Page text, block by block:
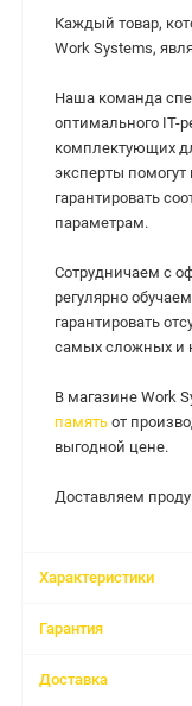
Каждый товар,
Work Systems,
Наша команда
оптимального IT-
комплектующих
эксперты
гарантировать
параметрам.
Сотрудничаем с
регулярно
гарантировать
самых сложных и
В магазине Work
память от
выгодной цене.
Доставляем
Характеристики
Гарантия
Доставка